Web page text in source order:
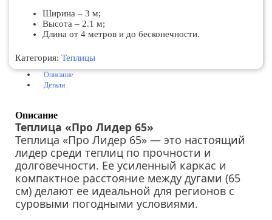
Категория: Теплицы
Ширина – 3 м;
Высота – 2.1 м;
Длина от 4 метров и до бесконечности.
Описание
Детали
Описание
Теплица «Про Лидер 65»
Теплица «Про Лидер 65» — это настоящий
лидер среди теплиц по прочности и
долговечности. Ее усиленный каркас и
компактное расстояние между дугами (65
см) делают ее идеальной для регионов с
суровыми погодными условиями.